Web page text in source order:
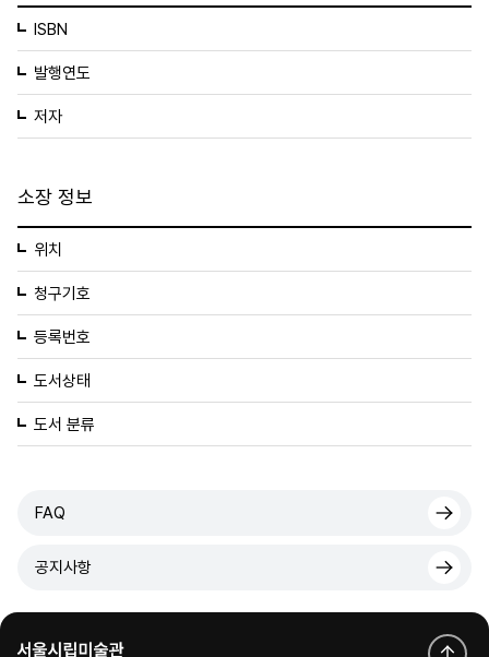
ISBN
발행연도
저자
소장 정보
위치
청구기호
등록번호
도서상태
도서 분류
FAQ
공지사항